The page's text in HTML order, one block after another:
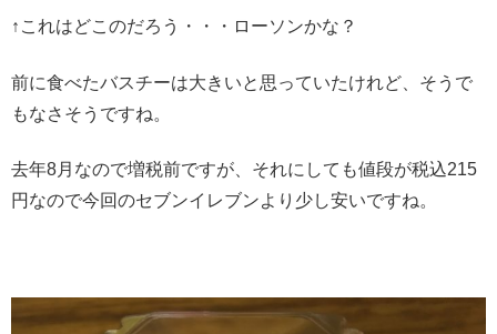
↑これはどこのだろう・・・ローソンかな？
前に食べたバスチーは大きいと思っていたけれど、そうで
もなさそうですね。
去年8月なので増税前ですが、それにしても値段が税込215
円なので今回のセブンイレブンより少し安いですね。